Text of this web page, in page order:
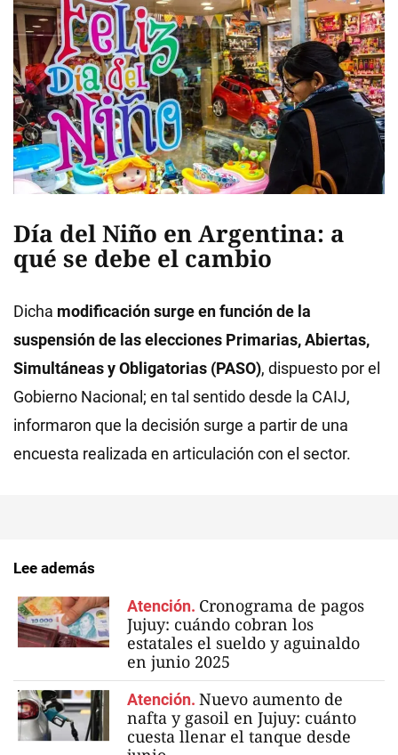
Día del Niño en Argentina: a
qué se debe el cambio
Dicha modificación surge en función de la
suspensión de las elecciones Primarias, Abiertas,
Simultáneas y Obligatorias (PASO), dispuesto por el
Gobierno Nacional; en tal sentido desde la CAIJ,
informaron que la decisión surge a partir de una
encuesta realizada en articulación con el sector.
Lee además
Atención. Cronograma de pagos
Jujuy: cuándo cobran los
estatales el sueldo y aguinaldo
en junio 2025
Atención. Nuevo aumento de
nafta y gasoil en Jujuy: cuánto
cuesta llenar el tanque desde